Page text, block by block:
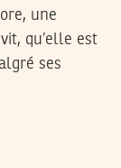
une
qu’elle est
ses